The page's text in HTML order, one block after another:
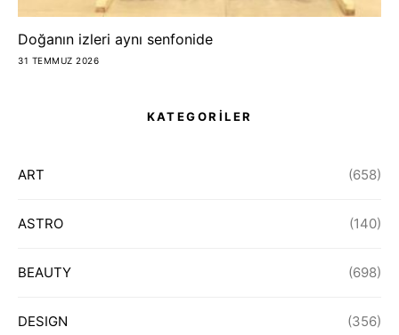
Doğanın izleri aynı senfonide
31 TEMMUZ 2026
KATEGORİLER
ART (658)
ASTRO (140)
BEAUTY (698)
DESIGN (356)